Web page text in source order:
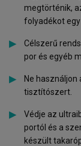
megtörténik,
folyadékot egy
Célszerű
por és egyéb
Ne
tisztítószert.
Védje az
portól és a
készült